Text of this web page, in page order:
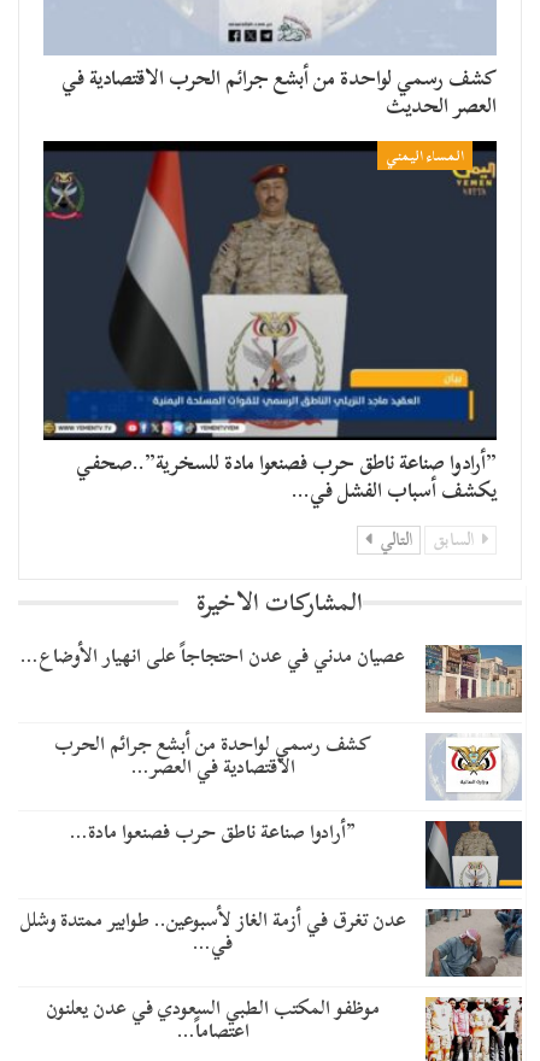
كشف رسمي لواحدة من أبشع جرائم الحرب الاقتصادية في
العصر الحديث
المساء اليمني
​”أرادوا صناعة ناطق حرب فصنعوا مادة للسخرية”..صحفي
يكشف أسباب الفشل في…
السابق التالي
المشاركات الاخيرة
عصيان مدني في عدن احتجاجاً على انهيار الأوضاع…
كشف رسمي لواحدة من أبشع جرائم الحرب
الاقتصادية في العصر…
​”أرادوا صناعة ناطق حرب فصنعوا مادة…
عدن تغرق في أزمة الغاز لأسبوعين.. طوابير ممتدة وشلل
في…
موظفو المكتب الطبي السعودي في عدن يعلنون
اعتصاماً…